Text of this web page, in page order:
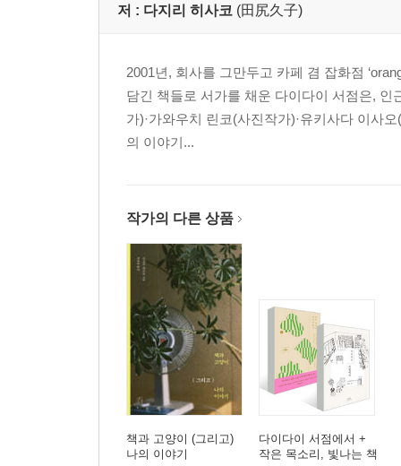
저 : 다지리 히사코 (田尻久子)
2001년, 회사를 그만두고 카페 겸 잡화점
담긴 책들로 서가를 채운 다이다이 서점은,
가)·가와우치 린코(사진작가)·유키사다 이사
의 이야기...
작가의 다른 상품
책과 고양이 (그리고)
나의 이야기
다이다이 서점에서 +
작은 목소리, 빛나는 책